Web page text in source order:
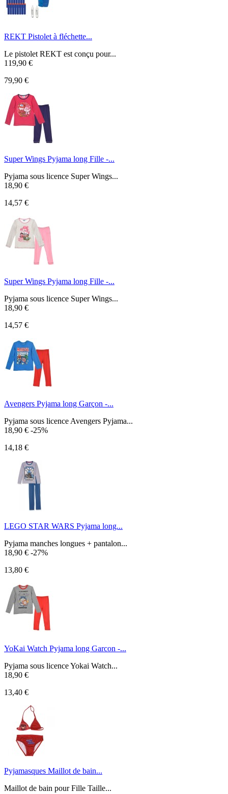
REKT Pistolet à fléchette...
Le pistolet REKT est conçu pour...
119,90 €
79,90 €
Super Wings Pyjama long Fille -...
Pyjama sous licence Super Wings...
18,90 €
14,57 €
Super Wings Pyjama long Fille -...
Pyjama sous licence Super Wings...
18,90 €
14,57 €
Avengers Pyjama long Garçon -...
Pyjama sous licence Avengers Pyjama...
18,90 € -25%
14,18 €
LEGO STAR WARS Pyjama long...
Pyjama manches longues + pantalon...
18,90 € -27%
13,80 €
YoKai Watch Pyjama long Garcon -...
Pyjama sous licence Yokai Watch...
18,90 €
13,40 €
Pyjamasques Maillot de bain...
Maillot de bain pour Fille Taille...